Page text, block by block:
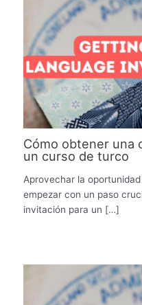
Cómo obtener una
un curso de turco
Aprovechar la
empezar con un paso
invitación para un […]